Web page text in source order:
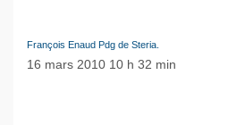
François Enaud Pdg de Steria.
16 mars 2010 10 h 32 min